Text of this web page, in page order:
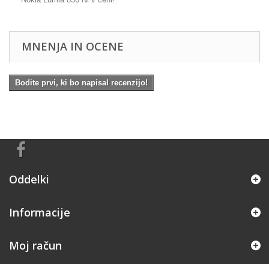
MNENJA IN OCENE
Bodite prvi, ki bo napisal recenzijo!
Oddelki
Informacije
Moj račun